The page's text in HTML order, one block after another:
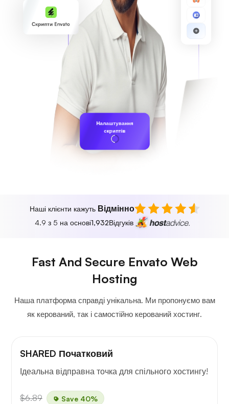
Скрипти Envato
Налаштування
скриптів
Наші клієнти кажуть Відмінно
4.9 з 5 на основі1,932Відгуків
Fast And Secure Envato Web
Hosting
Наша платформа справді унікальна. Ми пропонуємо вам
як керований, так і самостійно керований хостинг.
SHARED Початковий
Ідеальна відправна точка для спільного хостингу!
$6.89 Save 40%